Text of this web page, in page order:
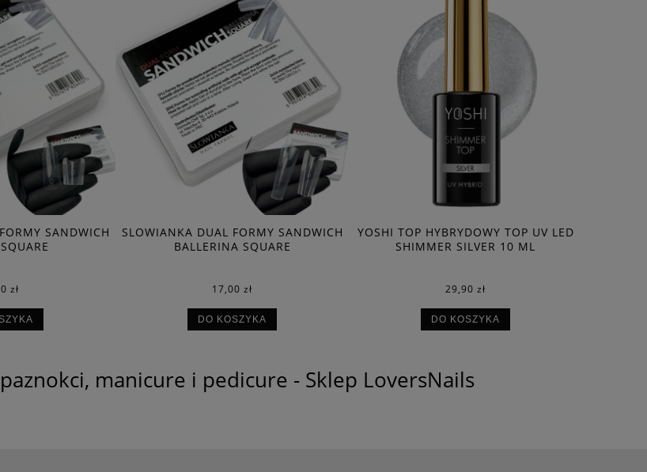
SANDWICH
zł
SLOWIANKA DUAL FORMY SANDWICH
BALLERINA SQUARE
17,00 zł
DO KOSZYKA
YOSHI TOP HYBRYDOWY TOP UV LED
SHIMMER SILVER 10 ML
29,90 zł
DO KOSZYKA
manicure i pedicure - Sklep LoversNails